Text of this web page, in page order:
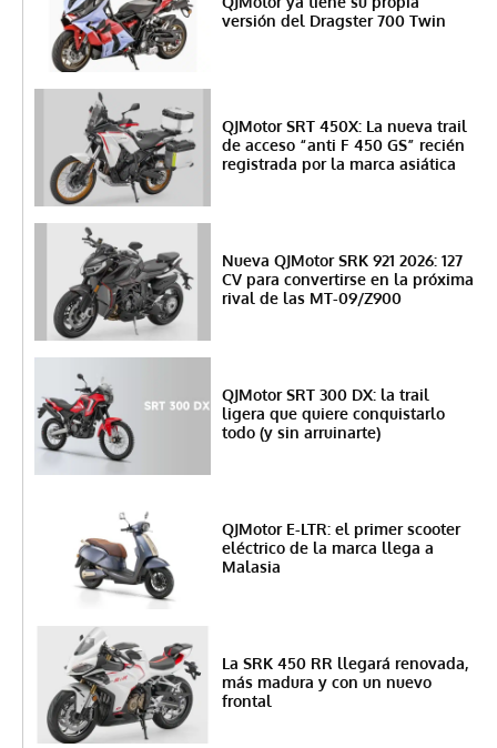
versión del Dragster 700 Twin
QJMotor SRT 450X: La nueva trail
de acceso “anti F 450 GS” recién
registrada por la marca asiática
Nueva QJMotor SRK 921 2026: 127
CV para convertirse en la próxima
rival de las MT-09/Z900
QJMotor SRT 300 DX: la trail
ligera que quiere conquistarlo
todo (y sin arruinarte)
QJMotor E-LTR: el primer scooter
eléctrico de la marca llega a
Malasia
La SRK 450 RR llegará renovada,
más madura y con un nuevo
frontal